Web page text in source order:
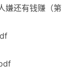
嫌还有钱赚（第